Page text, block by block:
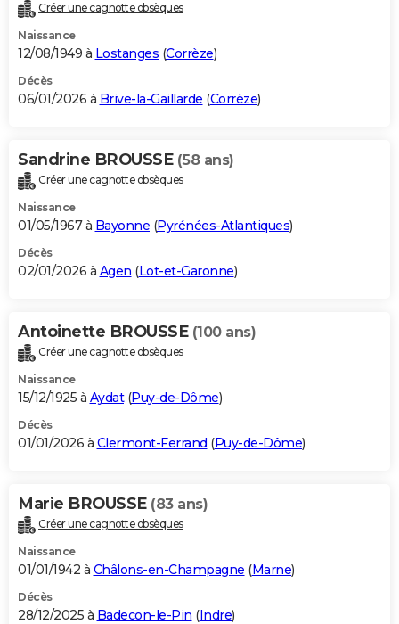
Créer une cagnotte obsèques
Naissance
12/08/1949 à Lostanges (Corrèze)
Décès
06/01/2026 à Brive-la-Gaillarde (Corrèze)
Sandrine BROUSSE (58 ans)
Créer une cagnotte obsèques
Naissance
01/05/1967 à Bayonne (Pyrénées-Atlantiques)
Décès
02/01/2026 à Agen (Lot-et-Garonne)
Antoinette BROUSSE (100 ans)
Créer une cagnotte obsèques
Naissance
15/12/1925 à Aydat(Puy-de-Dôme)
Décès
01/01/2026 à Clermont-Ferrand (Puy-de-Dôme)
Marie BROUSSE (83 ans)
Créer une cagnotte obsèques
Naissance
01/01/1942 à Châlons-en-Champagne (Marne)
Décès
28/12/2025 à Badecon-le-Pin (Indre)